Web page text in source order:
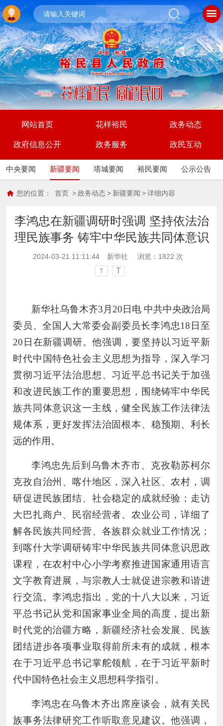
网站首页 花样裕民 政务动态
政府信息公开 政务服务 政民互动
中央要闻 新疆要闻 塔城要闻 裕民要闻 公示公告
您的位置： 首页 > 政务动态 > 新疆要闻 > 详细内容
李鸿忠在新疆调研时强调 坚持依法治
理民族事务 铸牢中华民族共同体意识
2024-03-21 11:11:44 新华社 浏览： 1822 次
T T
新华社乌鲁木齐3月20日电 中共中央政治局
委员、全国人大常委会副委员长李鸿忠18日至
20日在新疆调研。他强调，要坚持以习近平新
时代中国特色社会主义思想为指导，深入学习
贯彻习近平法治思想、习近平总书记关于加强
和改进民族工作的重要思想，围绕铸牢中华民
族共同体意识这一主线，健全民族工作法律法
规体系，更好发挥法治固根本、稳预期、利长
远的作用。
李鸿忠先后到乌鲁木齐市、克孜勒苏柯尔
克孜自治州、喀什地区，深入社区、农村，调
研促进民族团结、社会稳定的成就经验；走访
大巴扎商户、民宿经营者、农业公司，详细了
解各民族共同经营、各族群众就业工作情况；
到喀什大学调研铸牢中华民族共同体意识思政
课程，在农村中心小学考察推进国家通用语言
文字教育进展，与宗教人士就促进宗教和谐进
行交流。李鸿忠指出，党的十八大以来，习近
平总书记从党和国家事业全局的高度，提出新
时代党的治疆方略，新疆经济社会发展、民族
团结进步各项事业取得前所未有的成就，根本
在于习近平总书记掌舵领航，在于习近平新时
代中国特色社会主义思想科学指引。
李鸿忠在乌鲁木齐出席座谈会，就有关民
族事务法律研究工作听取意见建议。他强调，